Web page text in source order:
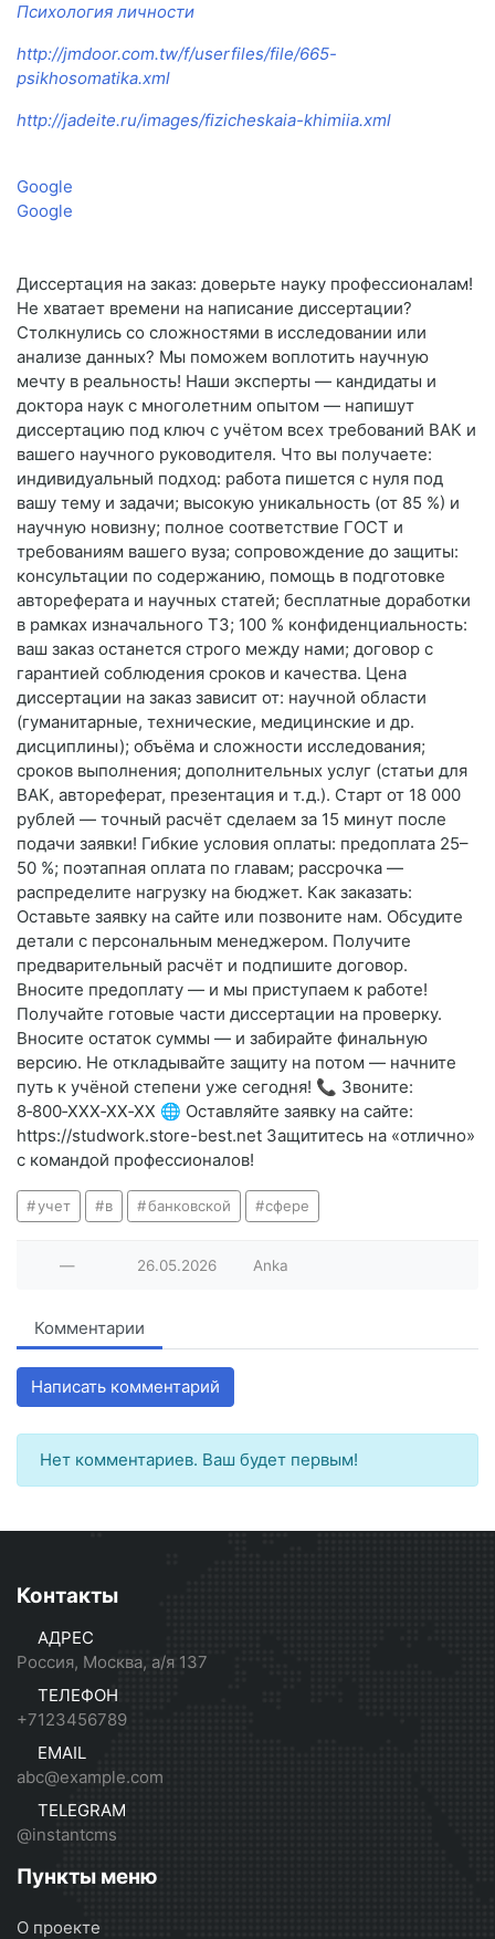
Психология личности
http://jmdoor.com.tw/f/userfiles/file/665-
psikhosomatika.xml
http://jadeite.ru/images/fizicheskaia-khimiia.xml
Google
Google
Диссертация на заказ: доверьте науку профессионалам!
Не хватает времени на написание диссертации?
Столкнулись со сложностями в исследовании или
анализе данных? Мы поможем воплотить научную
мечту в реальность! Наши эксперты — кандидаты и
доктора наук с многолетним опытом — напишут
диссертацию под ключ с учётом всех требований ВАК и
вашего научного руководителя. Что вы получаете:
индивидуальный подход: работа пишется с нуля под
вашу тему и задачи; высокую уникальность (от 85 %) и
научную новизну; полное соответствие ГОСТ и
требованиям вашего вуза; сопровождение до защиты:
консультации по содержанию, помощь в подготовке
автореферата и научных статей; бесплатные доработки
в рамках изначального ТЗ; 100 % конфиденциальность:
ваш заказ останется строго между нами; договор с
гарантией соблюдения сроков и качества. Цена
диссертации на заказ зависит от: научной области
(гуманитарные, технические, медицинские и др.
дисциплины); объёма и сложности исследования;
сроков выполнения; дополнительных услуг (статьи для
ВАК, автореферат, презентация и т. д.). Старт от 18 000
рублей — точный расчёт сделаем за 15 минут после
подачи заявки! Гибкие условия оплаты: предоплата 25–
50 %; поэтапная оплата по главам; рассрочка —
распределите нагрузку на бюджет. Как заказать:
Оставьте заявку на сайте или позвоните нам. Обсудите
детали с персональным менеджером. Получите
предварительный расчёт и подпишите договор.
Вносите предоплату — и мы приступаем к работе!
Получайте готовые части диссертации на проверку.
Вносите остаток суммы — и забирайте финальную
версию. Не откладывайте защиту на потом — начните
путь к учёной степени уже сегодня! 📞 Звоните:
8‑800‑XXX‑XX‑XX 🌐 Оставляйте заявку на сайте:
https://studwork.store-best.net Защититесь на «отлично»
с командой профессионалов!
учет в банковской сфере
— 26.05.2026 Anka
Комментарии
Написать комментарий
Нет комментариев. Ваш будет первым!
Контакты
АДРЕС
Россия, Москва, а/я 137
ТЕЛЕФОН
+7123456789
EMAIL
abc@example.com
TELEGRAM
@instantcms
Пункты меню
О проекте